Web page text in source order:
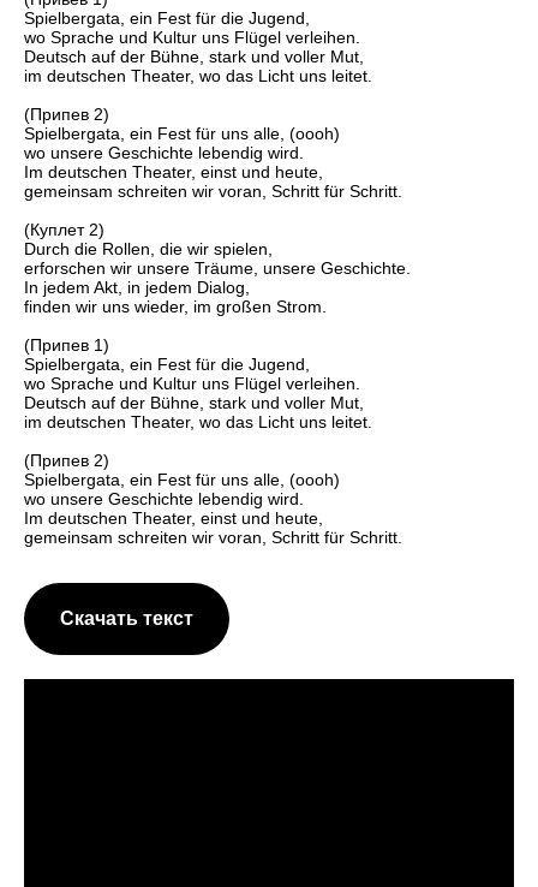
Spielbergata, ein Fest für die Jugend,
wo Sprache und Kultur uns Flügel verleihen.
Deutsch auf der Bühne, stark und voller Mut,
im deutschen Theater, wo das Licht uns leitet.
(Припев 2)
Spielbergata, ein Fest für uns alle, (oooh)
wo unsere Geschichte lebendig wird.
Im deutschen Theater, einst und heute,
gemeinsam schreiten wir voran, Schritt für Schritt.
(Куплет 2)
Durch die Rollen, die wir spielen,
erforschen wir unsere Träume, unsere Geschichte.
In jedem Akt, in jedem Dialog,
finden wir uns wieder, im großen Strom.
(Припев 1)
Spielbergata, ein Fest für die Jugend,
wo Sprache und Kultur uns Flügel verleihen.
Deutsch auf der Bühne, stark und voller Mut,
im deutschen Theater, wo das Licht uns leitet.
(Припев 2)
Spielbergata, ein Fest für uns alle, (oooh)
wo unsere Geschichte lebendig wird.
Im deutschen Theater, einst und heute,
gemeinsam schreiten wir voran, Schritt für Schritt.
Скачать текст